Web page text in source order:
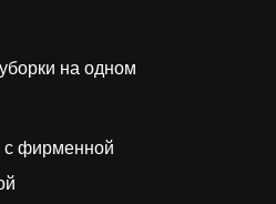
на одном
с фирменной